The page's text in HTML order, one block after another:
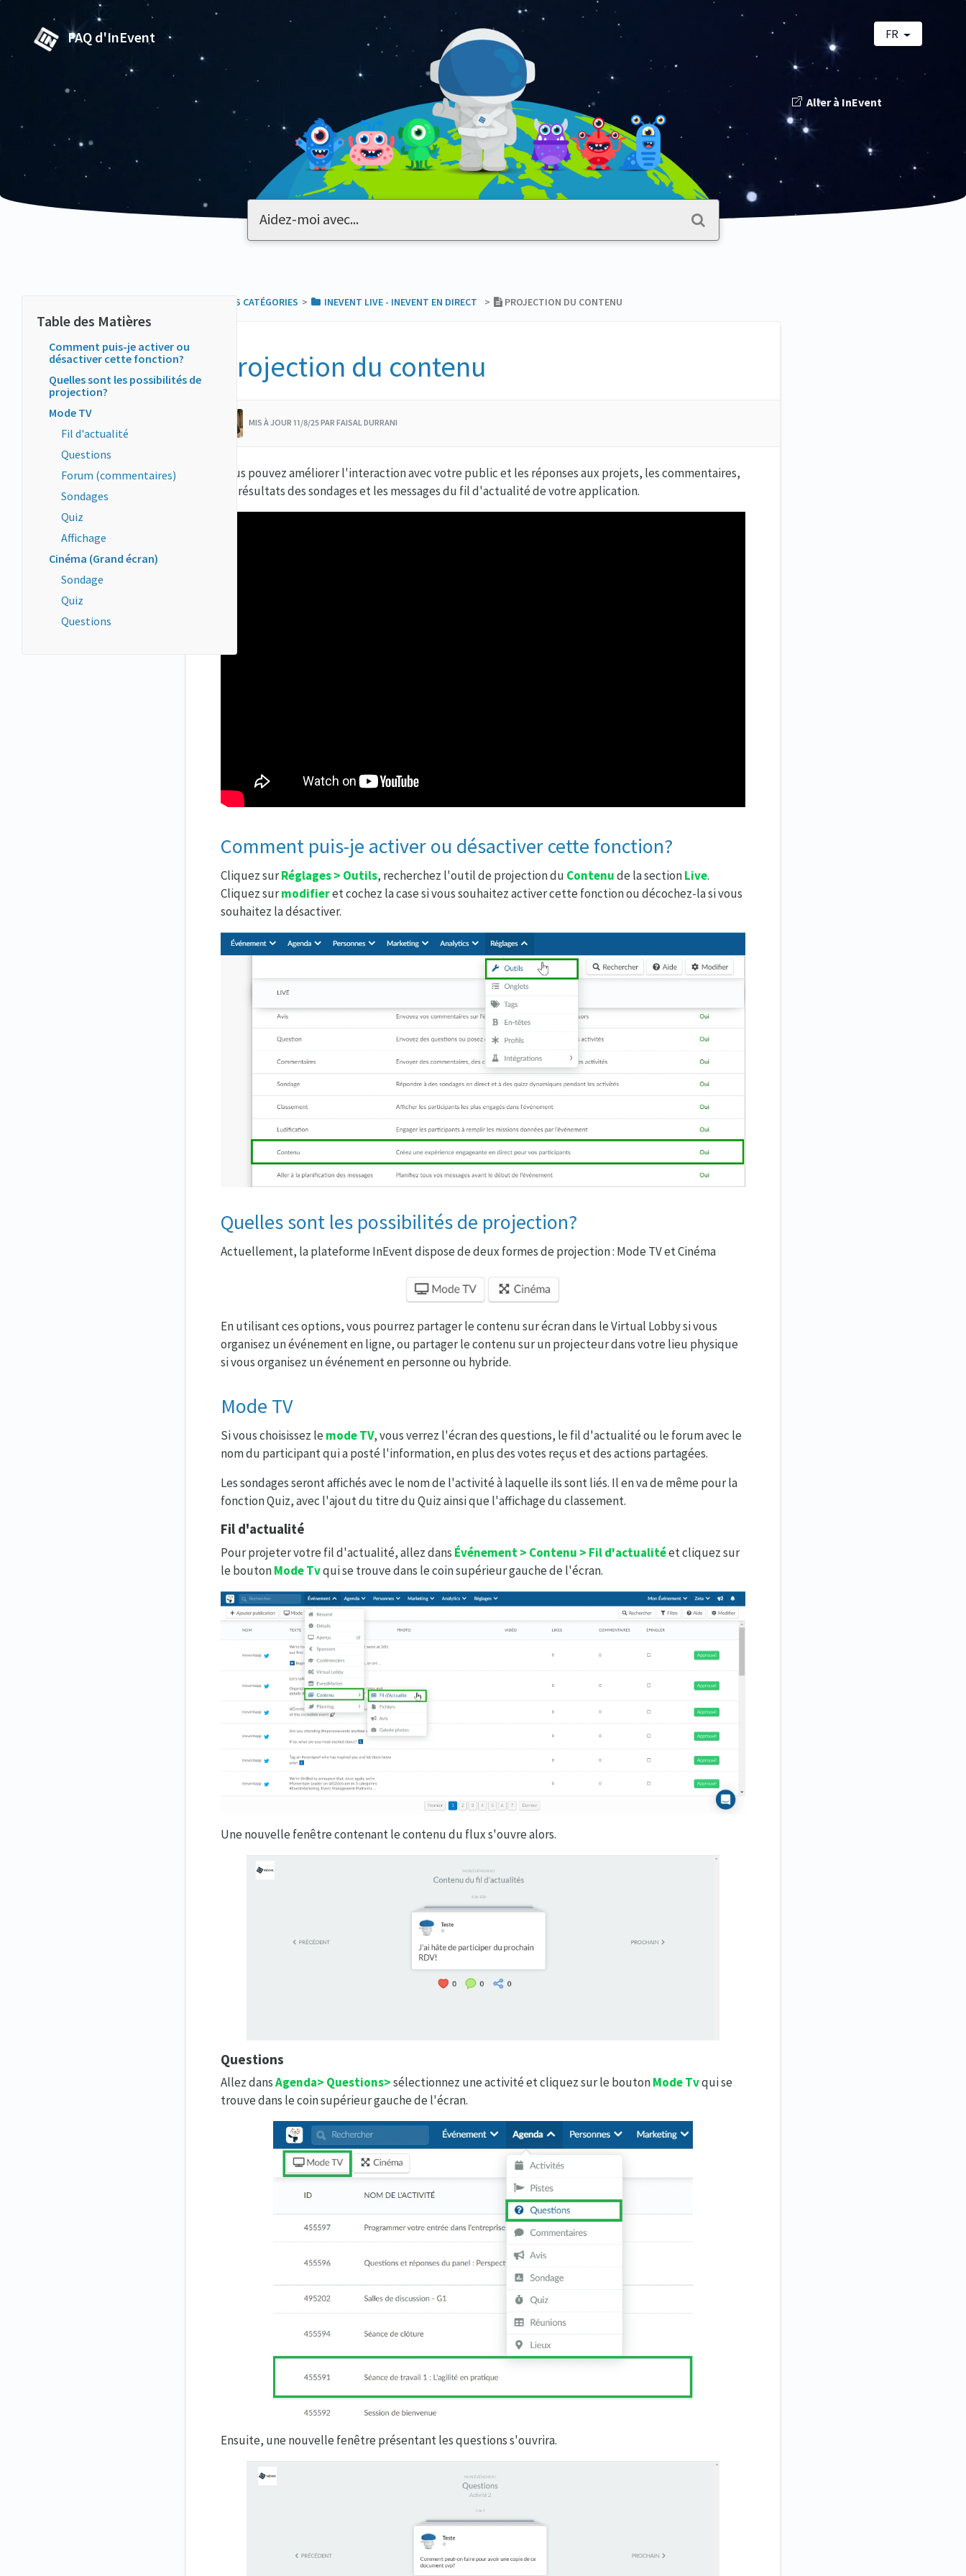
FAQ d'InEvent FR
Aller à InEvent
TOUTES LES CATÉGORIES ​>​ ​INEVENT LIVE - INEVENT EN DIRECT ​>​ PROJECTION DU CONTENU
Projection du contenu
MIS À JOUR 11/8/25 PAR FAISAL DURRANI
Comment puis-je activer ou
désactiver cette fonction?
Quelles sont les possibilités de
projection?
Mode TV
Fil d'actualité
Questions
Forum (commentaires)
Sondages
Quiz
Affichage
Cinéma (Grand écran)
Sondage
Quiz
Questions
Vous pouvez améliorer l'interaction avec votre public et les réponses aux projets, les commentaires,
les résultats des sondages et les messages du fil d'actualité de votre application.
Comment puis-je activer ou désactiver cette fonction?
Cliquez surRéglages > Outils, recherchez l'outil de projection du Contenude la sectionLive.
Cliquez surmodifieret cochez la case si vous souhaitez activer cette fonction ou décochez-la si vous
souhaitez la désactiver.
Quelles sont les possibilités de projection?
Actuellement, la plateforme InEvent dispose de deux formes de projection : Mode TV et Cinéma
En utilisant ces options, vous pourrez partager le contenu sur écran dans le Virtual Lobby si vous
organisez un événement en ligne, ou partager le contenu sur un projecteur dans votre lieu physique
si vous organisez un événement en personne ou hybride.
Mode TV
Si vous choisissez le mode TV, vous verrez l'écran des questions, le fil d'actualité ou le forum avec le
nom du participant qui a posté l'information, en plus des votes reçus et des actions partagées.
Les sondages seront affichés avec le nom de l'activité à laquelle ils sont liés. Il en va de même pour la
fonction Quiz, avec l'ajout du titre du Quiz ainsi que l'affichage du classement.
Fil d'actualité
Pour projeter votre fil d'actualité, allez dans Événement > Contenu > Fil d'actualitéet cliquez sur
le boutonMode Tvqui se trouve dans le coin supérieur gauche de l'écran.
Une nouvelle fenêtre contenant le contenu du flux s'ouvre alors.
Questions
Allez dansAgenda> Questions>sélectionnez une activité et cliquez sur le boutonMode Tvqui se
trouve dans le coin supérieur gauche de l'écran.
Ensuite, une nouvelle fenêtre présentant les questions s'ouvrira.